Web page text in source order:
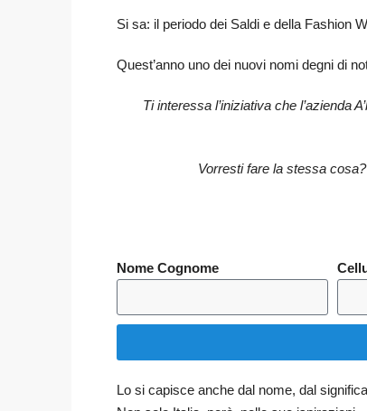
Si sa: il periodo dei Saldi e della Fashion
Quest’anno uno dei nuovi nomi degni di
Ti interessa l’iniziativa che l’azienda
Vorresti fare la stessa cosa?
Nome Cognome
Lo si capisce anche dal nome, dal